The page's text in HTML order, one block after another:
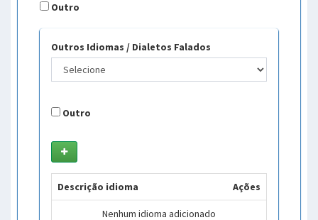
Outro
Outros Idiomas / Dialetos Falados
Outro
Descrição idioma Ações
Nenhum idioma adicionado